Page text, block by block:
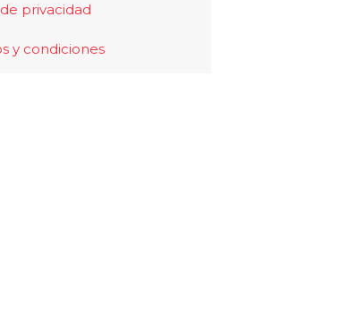
privacidad
y condiciones